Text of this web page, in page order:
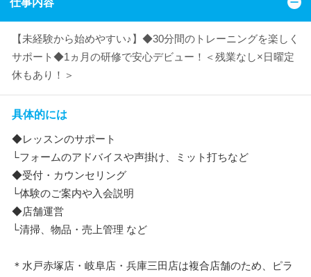
仕事内容
【未経験から始めやすい♪】◆30分間のトレーニングを楽しく
サポート◆1ヵ月の研修で安心デビュー！＜残業なし×日曜定
休もあり！＞
具体的には
◆レッスンのサポート
└フォームのアドバイスや声掛け、ミット打ちなど
◆受付・カウンセリング
└体験のご案内や入会説明
◆店舗運営
└清掃、物品・売上管理 など
＊水戸赤塚店・岐阜店・兵庫三田店は複合店舗のため、ピラ